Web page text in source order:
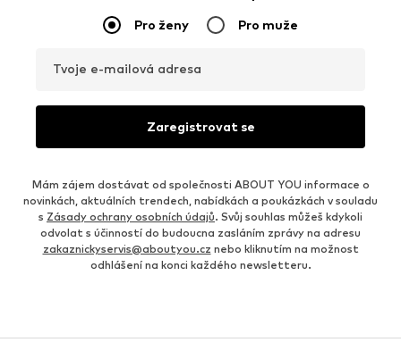
Pro ženy Pro muže
Tvoje e-mailová adresa
Zaregistrovat se
Mám zájem dostávat od společnosti ABOUT YOU informace o
novinkách, aktuálních trendech, nabídkách a poukázkách v souladu
s Zásady ochrany osobních údajů. Svůj souhlas můžeš kdykoli
odvolat s účinností do budoucna zasláním zprávy na adresu
zakaznickyservis@aboutyou.cz nebo kliknutím na možnost
odhlášení na konci každého newsletteru.